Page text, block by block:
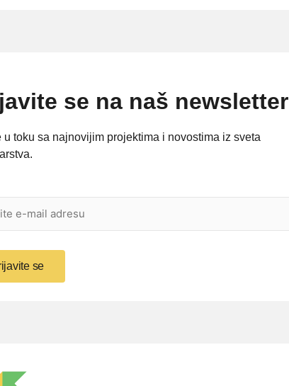
se na naš newsletter
u toku sa najnovijim projektima i novostima iz sveta